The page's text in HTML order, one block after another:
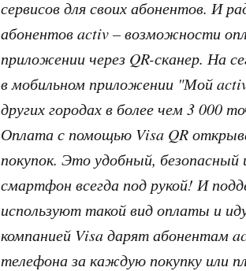
сервисов для своих абонентов. И
абонентов activ – возможности
приложении через QR-сканер. На
в мобильном приложении "Мой
других городах в более чем 3 000
Оплата с помощью Visa QR
покупок. Это удобный,
смартфон всегда под рукой! И
используют такой вид оплаты и
компанией Visa дарят абонентам
телефона за каждую покупку